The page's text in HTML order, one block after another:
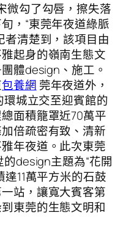
微勾了勾唇，擦失落
，“東莞年夜道綠脈
者清楚到，該項目由
起身的嶺南生態文
體design、施工。
包養網 莞年夜道外，
城立交至迎賓館的
面積籠罩近70萬平
倍疏密有致、清新
年夜道。此次東莞
的design主題為“花開
11萬平方米的石鼓
站，讓寬大賓客第
東莞的生態文明和